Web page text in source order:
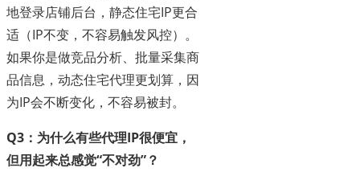
地登录店铺后台，静态住宅IP更合
适（IP不变，不容易触发风控）。
如果你是做竞品分析、批量采集商
品信息，动态住宅代理更划算，因
为IP会不断变化，不容易被封。
Q3：为什么有些代理IP很便宜，
但用起来总感觉“不对劲”？